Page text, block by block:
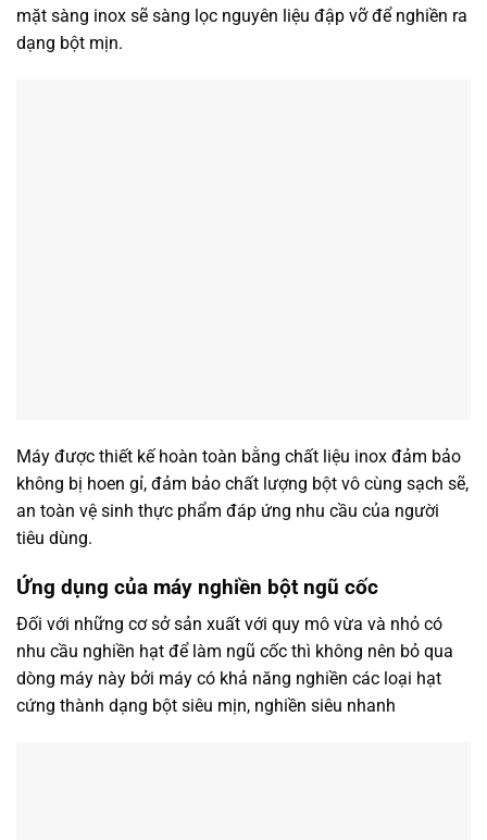
mặt sàng inox sẽ sàng lọc nguyên liệu đập vỡ để nghiền ra
dạng bột mịn.
Máy được thiết kế hoàn toàn bằng chất liệu inox đảm bảo
không bị hoen gỉ, đảm bảo chất lượng bột vô cùng sạch sẽ,
an toàn vệ sinh thực phẩm đáp ứng nhu cầu của người
tiêu dùng.
Ứng dụng của máy nghiền bột ngũ cốc
Đối với những cơ sở sản xuất với quy mô vừa và nhỏ có
nhu cầu nghiền hạt để làm ngũ cốc thì không nên bỏ qua
dòng máy này bởi máy có khả năng nghiền các loại hạt
cứng thành dạng bột siêu mịn, nghiền siêu nhanh